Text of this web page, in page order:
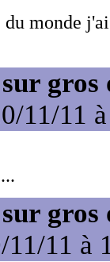
monde
sur
11/11
sur
11 à